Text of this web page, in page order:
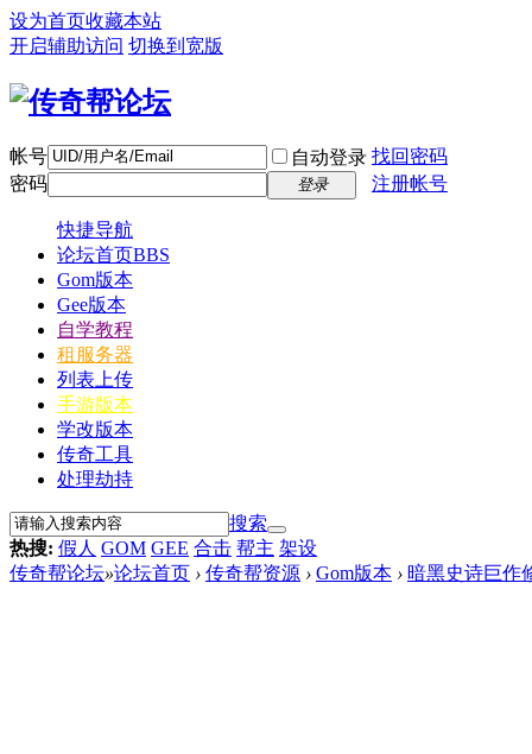
设为首页收藏本站
开启辅助访问 切换到宽版
帐号 自动登录 找回密码
密码
登录 注册帐号
快捷导航
论坛首页BBS
Gom版本
Gee版本
自学教程
租服务器
列表上传
手游版本
学改版本
传奇工具
处理劫持
搜索
热搜: 假人 GOM GEE 合击 帮主 架设
传奇帮论坛»论坛首页 › 传奇帮资源 › Gom版本 › 暗黑史诗巨作